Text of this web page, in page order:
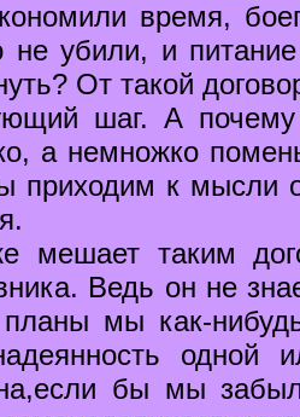
время,
не убили, и
От такой
шаг. А почему
а немножко
приходим к мысли
мешает таким
Ведь он не
мы как-
одной
бы мы